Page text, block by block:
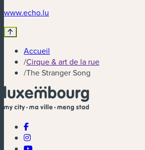
www.echo.lu
Accueil
/Cirque & art de la rue
/The Stranger Song